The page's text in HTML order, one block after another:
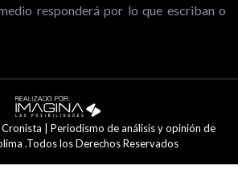
responderá por lo que escriban o
| Periodismo de análisis y opinión de
.Todos los Derechos Reservados